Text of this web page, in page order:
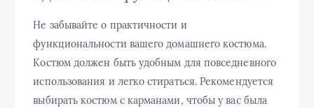
Не забывайте о практичности и
функциональности вашего домашнего костюма.
Костюм должен быть удобным для повседневного
использования и легко стираться. Рекомендуется
выбирать костюм с карманами, чтобы у вас была